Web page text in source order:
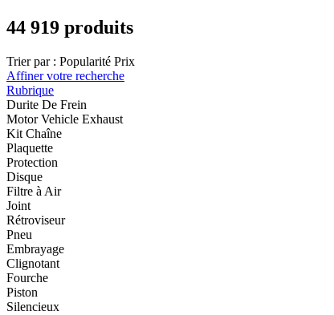
44 919 produits
Trier par : Popularité Prix
Affiner votre recherche
Rubrique
Durite De Frein
Motor Vehicle Exhaust
Kit Chaîne
Plaquette
Protection
Disque
Filtre à Air
Joint
Rétroviseur
Pneu
Embrayage
Clignotant
Fourche
Piston
Silencieux